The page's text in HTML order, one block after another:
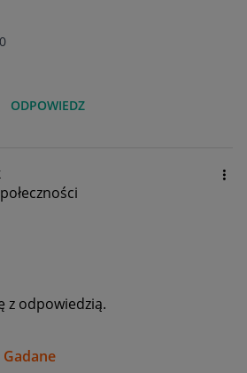
0
ODPOWIEDZ
z odpowiedzią.